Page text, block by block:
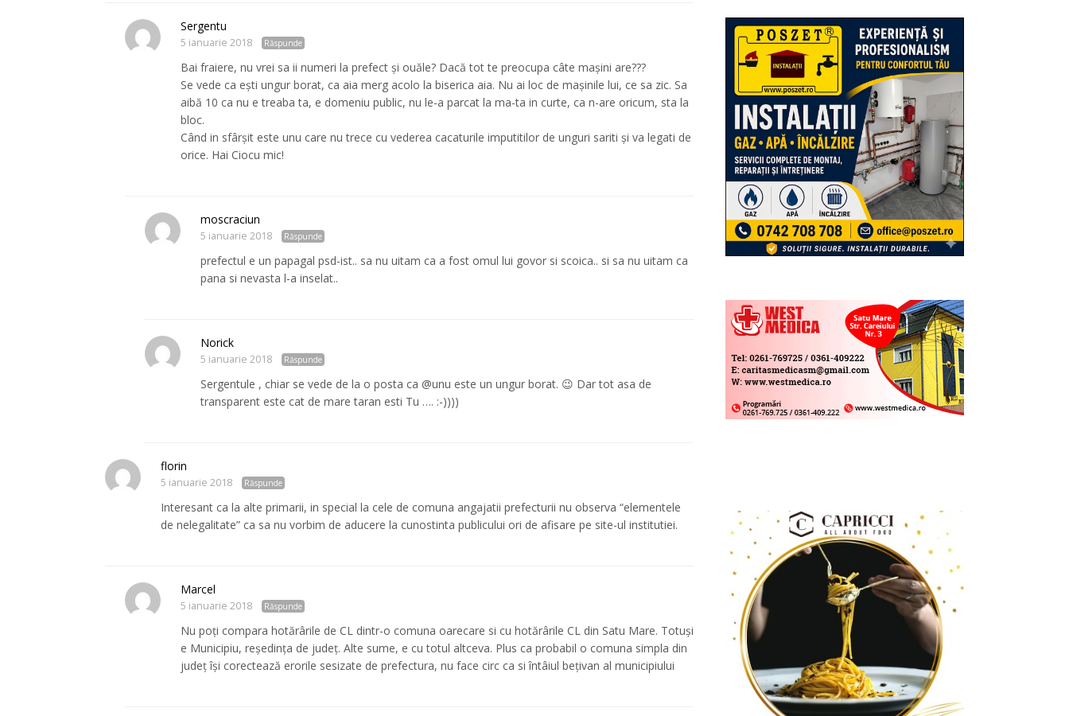
Sergentu
5 ianuarie 2018 Răspunde
Bai fraiere, nu vrei sa ii numeri la prefect și ouăle? Dacă tot te preocupa câte mașini are???
Se vede ca ești ungur borat, ca aia merg acolo la biserica aia. Nu ai loc de mașinile lui, ce sa zic. Sa
aibă 10 ca nu e treaba ta, e domeniu public, nu le-a parcat la ma-ta in curte, ca n-are oricum, sta la
bloc.
Când in sfârșit este unu care nu trece cu vederea cacaturile imputitilor de unguri sariti și va legati de
orice. Hai Ciocu mic!
moscraciun
5 ianuarie 2018 Răspunde
prefectul e un papagal psd-ist.. sa nu uitam ca a fost omul lui govor si scoica.. si sa nu uitam ca
pana si nevasta l-a inselat..
Norick
5 ianuarie 2018 Răspunde
Sergentule , chiar se vede de la o posta ca @unu este un ungur borat. 😉 Dar tot asa de
transparent este cat de mare taran esti Tu …. :-))))
florin
5 ianuarie 2018 Răspunde
Interesant ca la alte primarii, in special la cele de comuna angajatii prefecturii nu observa “elementele
de nelegalitate” ca sa nu vorbim de aducere la cunostinta publicului ori de afisare pe site-ul institutiei.
Marcel
5 ianuarie 2018 Răspunde
Nu poți compara hotărârile de CL dintr-o comuna oarecare si cu hotărârile CL din Satu Mare. Totuși
e Municipiu, reședința de județ. Alte sume, e cu totul altceva. Plus ca probabil o comuna simpla din
județ își corectează erorile sesizate de prefectura, nu face circ ca si întâiul bețivan al municipiului